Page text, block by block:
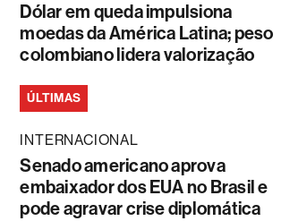
Dólar em queda impulsiona
moedas da América Latina; peso
colombiano lidera valorização
ÚLTIMAS
INTERNACIONAL
Senado americano aprova
embaixador dos EUA no Brasil e
pode agravar crise diplomática